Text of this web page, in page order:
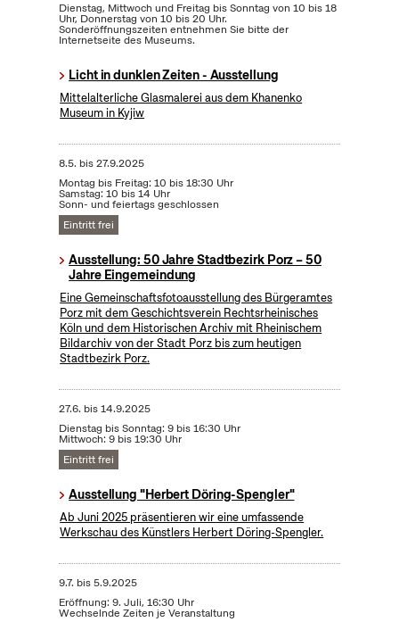
Dienstag, Mittwoch und Freitag bis Sonntag von 10 bis 18
Uhr, Donnerstag von 10 bis 20 Uhr.
Sonderöffnungszeiten entnehmen Sie bitte der
Internetseite des Museums.
Licht in dunklen Zeiten - Ausstellung
Mittelalterliche Glasmalerei aus dem Khanenko
Museum in Kyjiw
8.5. bis27.9.2025
Montag bis Freitag: 10 bis 18:30 Uhr
Samstag: 10 bis 14 Uhr
Sonn- und feiertags geschlossen
Eintritt frei
Ausstellung: 50 Jahre Stadtbezirk Porz – 50
Jahre Eingemeindung
Eine Gemeinschaftsfotoausstellung des Bürgeramtes
Porz mit dem Geschichtsverein Rechtsrheinisches
Köln und dem Historischen Archiv mit Rheinischem
Bildarchiv von der Stadt Porz bis zum heutigen
Stadtbezirk Porz.
27.6. bis14.9.2025
Dienstag bis Sonntag: 9 bis 16:30 Uhr
Mittwoch: 9 bis 19:30 Uhr
Eintritt frei
Ausstellung "Herbert Döring-Spengler"
Ab Juni 2025 präsentieren wir eine umfassende
Werkschau des Künstlers Herbert Döring-Spengler.
9.7. bis5.9.2025
Eröffnung: 9. Juli, 16:30 Uhr
Wechselnde Zeiten je Veranstaltung